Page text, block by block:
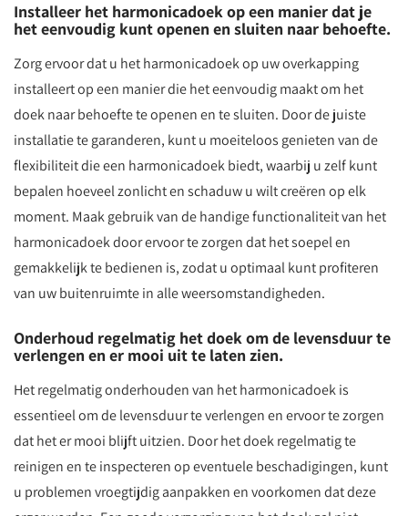
Installeer het harmonicadoek op een manier dat je
het eenvoudig kunt openen en sluiten naar behoefte.
Zorg ervoor dat u het harmonicadoek op uw overkapping
installeert op een manier die het eenvoudig maakt om het
doek naar behoefte te openen en te sluiten. Door de juiste
installatie te garanderen, kunt u moeiteloos genieten van de
flexibiliteit die een harmonicadoek biedt, waarbij u zelf kunt
bepalen hoeveel zonlicht en schaduw u wilt creëren op elk
moment. Maak gebruik van de handige functionaliteit van het
harmonicadoek door ervoor te zorgen dat het soepel en
gemakkelijk te bedienen is, zodat u optimaal kunt profiteren
van uw buitenruimte in alle weersomstandigheden.
Onderhoud regelmatig het doek om de levensduur te
verlengen en er mooi uit te laten zien.
Het regelmatig onderhouden van het harmonicadoek is
essentieel om de levensduur te verlengen en ervoor te zorgen
dat het er mooi blijft uitzien. Door het doek regelmatig te
reinigen en te inspecteren op eventuele beschadigingen, kunt
u problemen vroegtijdig aanpakken en voorkomen dat deze